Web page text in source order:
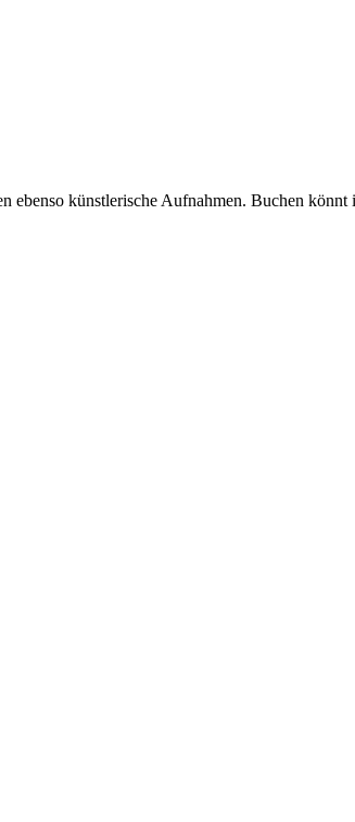
ebenso künstlerische Aufnahmen. Buchen könnt